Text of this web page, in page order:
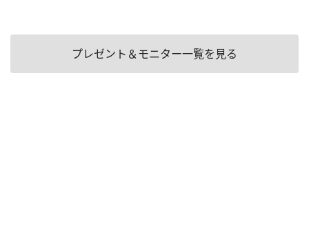
プレゼント＆モニター一覧を見る